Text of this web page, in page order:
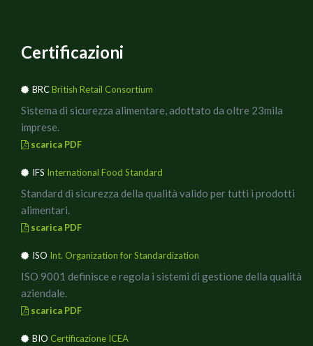
Certificazioni
BRCBritish Retail Consortium
Sistema di sicurezza alimentare, adottato da oltre 23mila
imprese.
scarica PDF
IFS International Food Standard
Standard di sicurezza della qualità valido per tutti i prodotti
alimentari.
scarica PDF
ISO Int. Organization for Standardization
ISO 9001 definisce e regola i sistemi di gestione della qualità
aziendale.
scarica PDF
BIO Certificazione ICEA